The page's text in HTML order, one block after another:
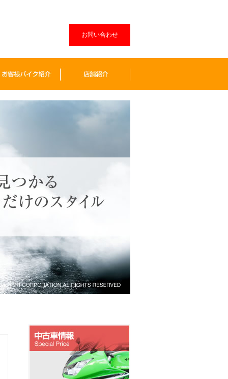
お問い合わせ